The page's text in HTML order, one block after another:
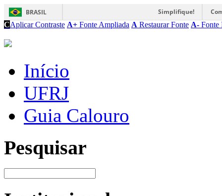
BRASIL Simplifique!
CAplicar Contraste A+ Fonte Ampliada A Restaurar Fonte A- Fonte
Início
UFRJ
Guia Calouro
Pesquisar